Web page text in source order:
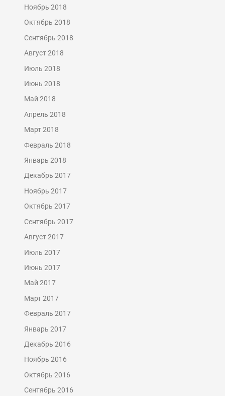
Ноябрь 2018
Октябрь 2018
Сентябрь 2018
Август 2018
Июль 2018
Июнь 2018
Май 2018
Апрель 2018
Март 2018
Февраль 2018
Январь 2018
Декабрь 2017
Ноябрь 2017
Октябрь 2017
Сентябрь 2017
Август 2017
Июль 2017
Июнь 2017
Май 2017
Март 2017
Февраль 2017
Январь 2017
Декабрь 2016
Ноябрь 2016
Октябрь 2016
Сентябрь 2016